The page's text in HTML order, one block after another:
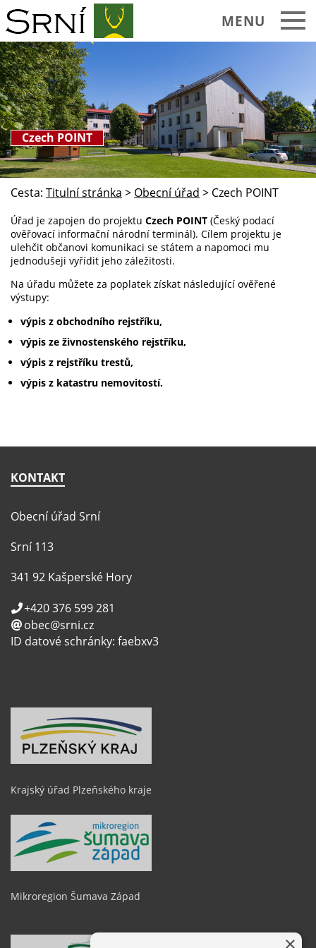
MENU
Czech POINT
Cesta: Titulní stránka > Obecní úřad > Czech POINT
Úřad je zapojen do projektu Czech POINT (Český podací
ověřovací informační národní terminál). Cílem projektu je
ulehčit občanovi komunikaci se státem a napomoci mu
jednodušeji vyřídit jeho záležitosti.
Na úřadu můžete za poplatek získat následující ověřené
výstupy:
výpis z obchodního rejstříku,
výpis ze živnostenského rejstříku,
výpis z rejstříku trestů,
výpis z katastru nemovitostí.
KONTAKT
Obecní úřad Srní
Srní 113
341 92 Kašperské Hory
+420 376 599 281
obec@srni.cz
ID datové schránky: faebxv3
Krajský úřad Plzeňského kraje
Mikroregion Šumava Západ